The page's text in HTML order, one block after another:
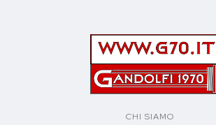
CHI SIAMO